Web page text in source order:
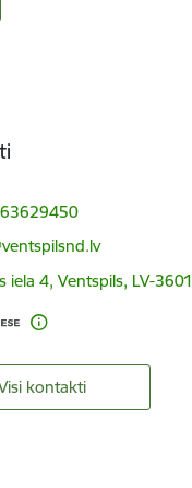
iela 4, Ventspils, LV-3601
kontakti